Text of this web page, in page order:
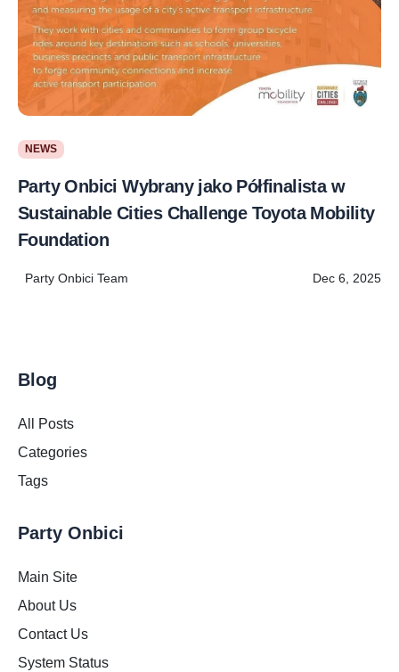
NEWS
Party Onbici Wybrany jako Półfinalista w
Sustainable Cities Challenge Toyota Mobility
Foundation
Party Onbici Team Dec 6, 2025
Blog
All Posts
Categories
Tags
Party Onbici
Main Site
About Us
Contact Us
System Status